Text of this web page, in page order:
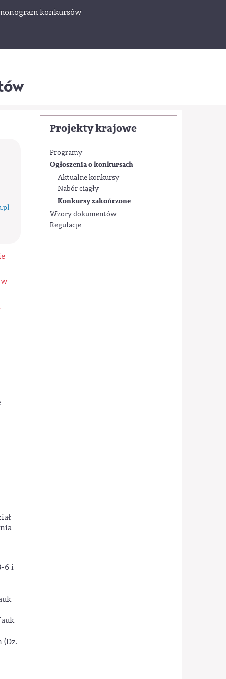
konkursów
Projekty krajowe
Programy
Ogłoszenia o konkursach
Aktualne konkursy
Nabór ciągły
Konkursy zakończone
Wzory dokumentów
Regulacje
6 i
(Dz.